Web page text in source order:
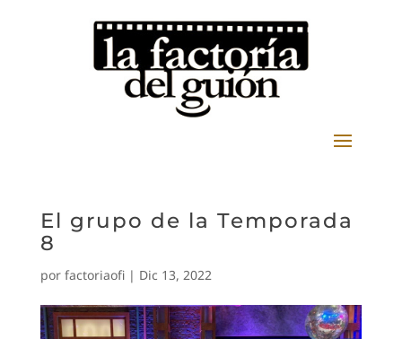
El grupo de la Temporada
8
por factoriaofi| Dic 13, 2022